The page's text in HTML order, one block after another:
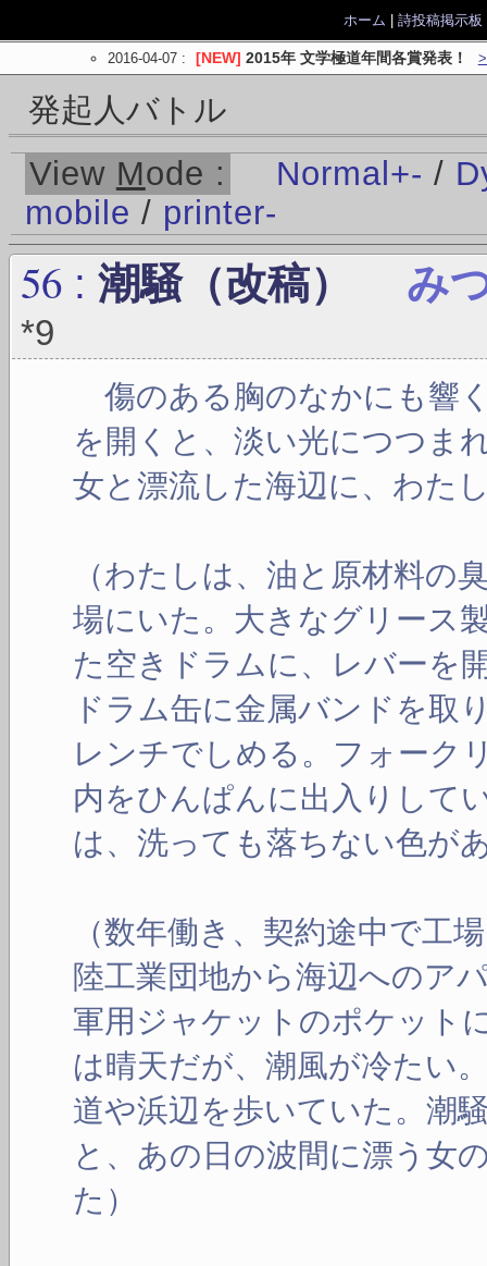
ホーム 詩投稿掲示板
2016-04-07: [NEW] 2015年 文学極道年間各賞発表！
発起人バトル
View Mode : Normal +- /
mobile / printer-
56 : 潮騒（改稿） み
*9
傷のある胸のなかにも響
を開くと、淡い光につつま
女と漂流した海辺に、わた
（わたしは、油と原材料の
場にいた。大きなグリース
た空きドラムに、レバーを
ドラム缶に金属バンドを取
レンチでしめる。フォーク
内をひんぱんに出入りして
は、洗っても落ちない色が
（数年働き、契約途中で工
陸工業団地から海辺へのア
軍用ジャケットのポケット
は晴天だが、潮風が冷たい
道や浜辺を歩いていた。潮
と、あの日の波間に漂う女
た）